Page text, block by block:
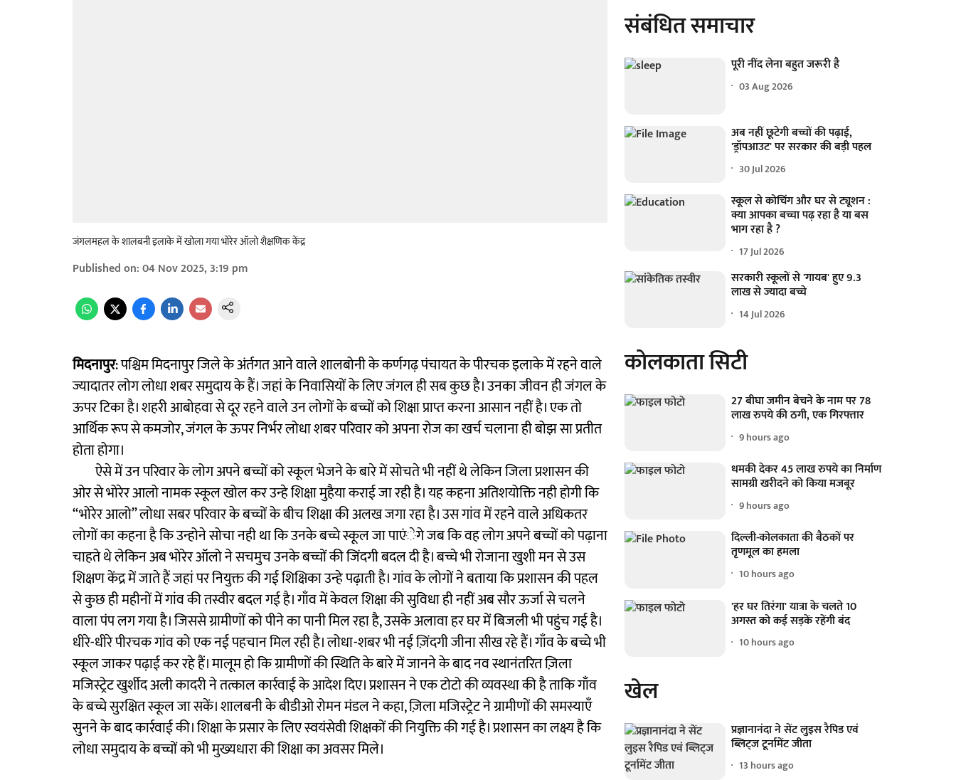
जंगलमहल के शालबनी इलाके में खोला गया भोरेर ऑलो शैक्षणिक केंद्र
Published on:04 Nov 2025, 3:19 pm
मिदनापुर: पश्चिम मिदनापुर जिले के अंर्तगत आने वाले शालबोनी के कर्णगढ़ पंचायत के पीरचक इलाके में रहने वाले
ज्यादातर लोग लोधा शबर समुदाय के हैं। जहां के निवासियों के लिए जंगल ही सब कुछ है। उनका जीवन ही जंगल के
ऊपर टिका है। शहरी आबोहवा से दूर रहने वाले उन लोगों के बच्चों को शिक्षा प्राप्त करना आसान नहीं है। एक तो
आर्थिक रूप से कमजोर, जंगल के ऊपर निर्भर लोधा शबर परिवार को अपना रोज का खर्च चलाना ही बोझ सा प्रतीत
होता होगा।
ऐसे में उन परिवार के लोग अपने बच्चों को स्कूल भेजने के बारे में सोचते भी नहीं थे लेकिन जिला प्रशासन की
ओर से भोरेर आलो नामक स्कूल खोल कर उन्हे शिक्षा मुहैया कराई जा रही है। यह कहना अतिशयोक्ति नही होगी कि
‘‘भोरेर आलो’’ लोधा सबर परिवार के बच्चों के बीच शिक्षा की अलख जगा रहा है। उस गांव में रहने वाले अधिकतर
लोगों का कहना है कि उन्होने सोचा नही था कि उनके बच्चे स्कूल जा पाएंेगे जब कि वह लोग अपने बच्चों को पढ़ाना
चाहते थे लेकिन अब भोरेर ऑलो ने सचमुच उनके बच्चों की जिंदगी बदल दी है। बच्चे भी रोजाना खुशी मन से उस
शिक्षण केंद्र में जाते हैं जहां पर नियुक्त की गई शिक्षिका उन्हे पढ़ाती है। गांव के लोगों ने बताया कि प्रशासन की पहल
से कुछ ही महीनों में गांव की तस्वीर बदल गई है। गाँव में केवल शिक्षा की सुविधा ही नहीं अब सौर ऊर्जा से चलने
वाला पंप लग गया है। जिससे ग्रामीणों को पीने का पानी मिल रहा है, उसके अलावा हर घर में बिजली भी पहुंच गई है।
धीरे-धीरे पीरचक गांव को एक नई पहचान मिल रही है। लोधा-शबर भी नई ज़िंदगी जीना सीख रहे हैं। गाँव के बच्चे भी
स्कूल जाकर पढ़ाई कर रहे हैं। मालूम हो कि ग्रामीणों की स्थिति के बारे में जानने के बाद नव स्थानंतरित ज़िला
मजिस्ट्रेट खुर्शीद अली कादरी ने तत्काल कार्रवाई के आदेश दिए। प्रशासन ने एक टोटो की व्यवस्था की है ताकि गाँव
के बच्चे सुरक्षित स्कूल जा सकें। शालबनी के बीडीओ रोमन मंडल ने कहा, ज़िला मजिस्ट्रेट ने ग्रामीणों की समस्याएँ
सुनने के बाद कार्रवाई की। शिक्षा के प्रसार के लिए स्वयंसेवी शिक्षकों की नियुक्ति की गई है। प्रशासन का लक्ष्य है कि
लोधा समुदाय के बच्चों को भी मुख्यधारा की शिक्षा का अवसर मिले।
संबंधित समाचार
पूरी नींद लेना बहुत जरूरी है
03 Aug 2026
अब नहीं छूटेगी बच्चों की पढ़ाई,
'ड्रॉपआउट' पर सरकार की बड़ी पहल
30 Jul 2026
स्कूल से कोचिंग और घर से ट्यूशन :
क्या आपका बच्चा पढ़ रहा है या बस
भाग रहा है ?
17 Jul 2026
सरकारी स्कूलों से 'गायब' हुए 9.3
लाख से ज्यादा बच्चे
14 Jul 2026
कोलकाता सिटी
27 बीघा जमीन बेचने के नाम पर 78
लाख रुपये की ठगी, एक गिरफ्तार
9 hours ago
धमकी देकर 45 लाख रुपये का निर्माण
सामग्री खरीदने को किया मजबूर
9 hours ago
दिल्ली-कोलकाता की बैठकों पर
तृणमूल का हमला
10 hours ago
'हर घर तिरंगा' यात्रा के चलते 10
अगस्त को कई सड़कें रहेंगी बंद
10 hours ago
खेल
प्रज्ञानानंदा ने सेंट लुइस रैपिड एवं
ब्लिट्ज टूर्नामेंट जीता
13 hours ago